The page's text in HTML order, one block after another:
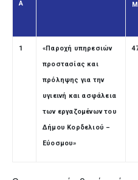
Α
1
«Παροχή υπηρεσιών
προστασίας και
πρόληψης για την
υγιεινή και ασφάλεια
των εργαζομένων του
Δήμου Κορδελιού –
Εύοσμου»